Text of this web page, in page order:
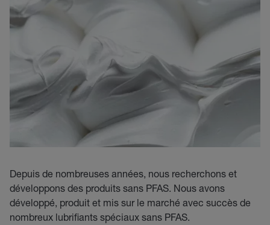
Depuis de nombreuses années, nous recherchons et
développons des produits sans PFAS. Nous avons
développé, produit et mis sur le marché avec succès de
nombreux lubrifiants spéciaux sans PFAS.